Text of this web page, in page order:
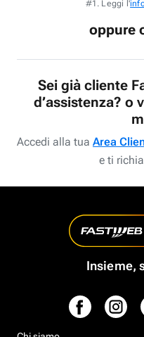
#1. Leggi l'
oppure
Sei già cliente
d’assistenza? o
Accedi alla tua Area
e ti
Insieme,